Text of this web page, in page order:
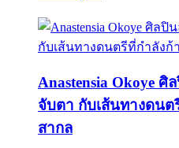
Anastensia Okoye ศิ
จับตา กับเส้นทางดนต
สากล